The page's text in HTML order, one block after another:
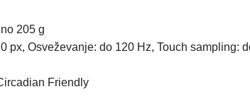
205 g
Osveževanje: do 120 Hz, Touch sampling:
Friendly